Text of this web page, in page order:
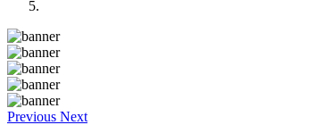
Previous Next